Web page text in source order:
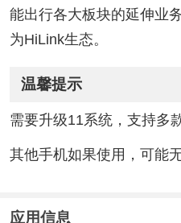
能出行各大板块的延伸业
为HiLink生态。
温馨提示
需要升级11系统，支持多
其他手机如果使用，可能
应用信息